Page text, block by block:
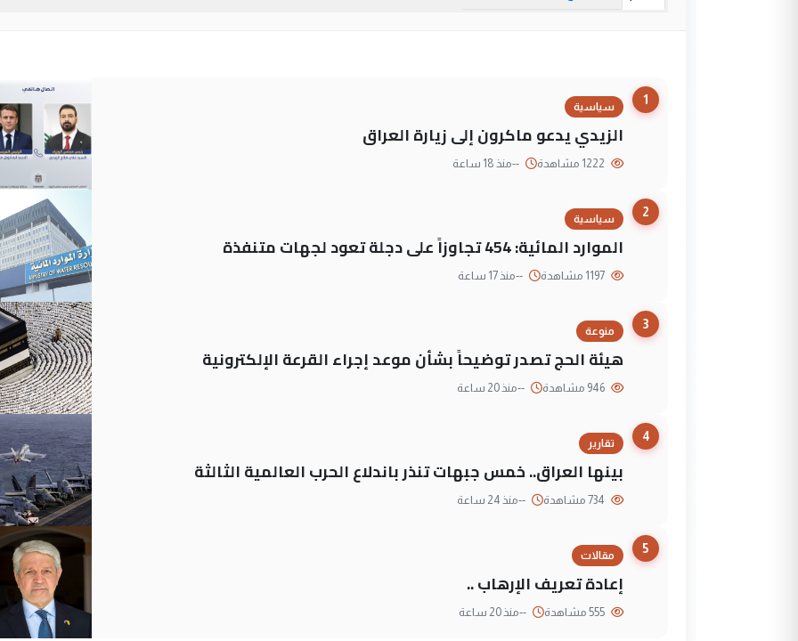
1
سياسية
الزيدي يدعو ماكرون إلى زيارة العراق
--منذ 18 ساعة
2
سياسية
الموارد المائية: 454 تجاوزاً على دجلة تعود لجهات متنفذة
--منذ 17 ساعة
3
منوعة
هيئة الحج تصدر توضيحاً بشأن موعد إجراء القرعة الإلكترونية
--منذ 20 ساعة
4
تقارير
بينها العراق.. خمس جبهات تنذر باندلاع الحرب العالمية الثالثة
--منذ 24 ساعة
5
مقالات
إعادة تعريف الإرهاب ..
--منذ 20 ساعة